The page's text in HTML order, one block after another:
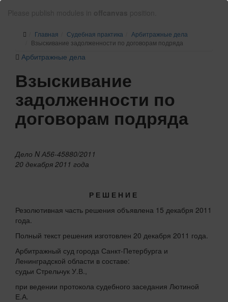
Главная Судебная практика
Арбитражные дела
Взыскивание задолженности по договорам подряда
Арбитражные дела
Взыскивание
задолженности по
договорам подряда
Дело N А56-45880/2011
20 декабря 2011 года
Р Е Ш Е Н И Е
Резолютивная часть решения объявлена 15 декабря 2011
года.
Полный текст решения изготовлен 20 декабря 2011 года.
Арбитражный суд города Санкт-Петербурга и
Ленинградской области в составе:
судьи Стрельчук У.В.,
при ведении протокола судебного заседания Лютиной
Е.А.